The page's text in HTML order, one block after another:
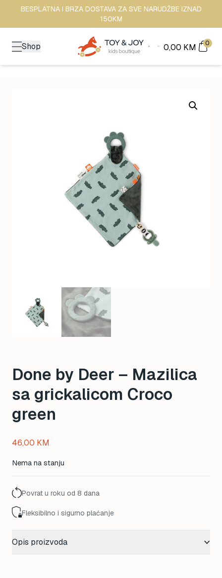
BESPLATNA I BRZA DOSTAVA ZA SVE NARUDŽBE IZNAD
150KM
Shop 0,00 KM 0
Done by Deer – Mazilica
sa grickalicom Croco
green
46,00 KM
Nema na stanju
Povrat u roku od 8 dana
Fleksibilno i sigurno plaćanje
Opis proizvoda